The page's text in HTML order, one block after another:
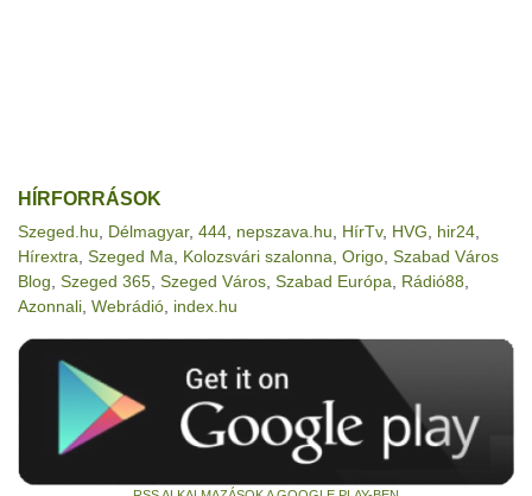
HÍRFORRÁSOK
Szeged.hu Délmagyar, 444 nepszava.hu HírTv, HVG hir24
Hírextra Szeged Ma Kolozsvári szalonna Origo Szabad Város
Blog Szeged 365 Szeged Város Szabad Európa Rádió88
Azonnali Webrádió index.hu